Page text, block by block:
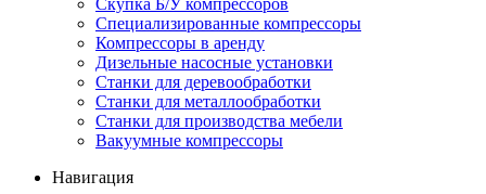
Скупка Б/У компрессоров
Специализированные компрессоры
Компрессоры в аренду
Дизельные насосные установки
Станки для деревообработки
Станки для металлообработки
Станки для производства мебели
Вакуумные компрессоры
Навигация